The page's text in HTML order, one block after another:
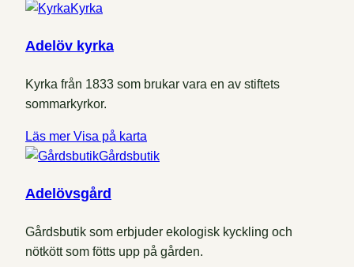
Kyrka
Adelöv kyrka
Kyrka från 1833 som brukar vara en av stiftets
sommarkyrkor.
Läs mer Visa på karta
Gårdsbutik
Adelövsgård
Gårdsbutik som erbjuder ekologisk kyckling och
nötkött som fötts upp på gården.